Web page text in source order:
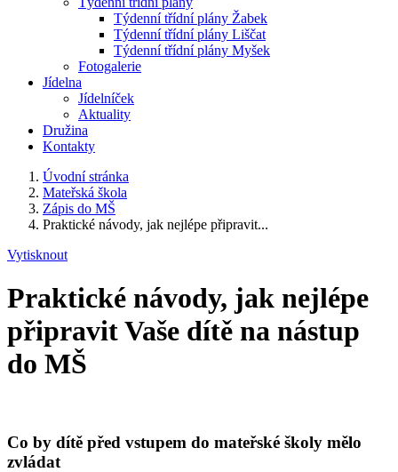
Týdenní třídní plány Žabek
Týdenní třídní plány Liščat
Týdenní třídní plány Myšek
Fotogalerie
Jídelna
Jídelníček
Aktuality
Družina
Kontakty
Úvodní stránka
Mateřská škola
Zápis do MŠ
Praktické návody, jak nejlépe připravit...
Vytisknout
Praktické návody, jak nejlépe
připravit Vaše dítě na nástup
do MŠ
Co by dítě před vstupem do mateřské školy mělo
zvládat